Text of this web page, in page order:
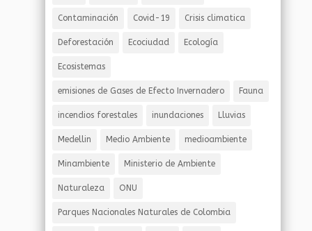
Contaminación Covid-19 Crisis climatica
Deforestación Ecociudad Ecología
Ecosistemas
emisiones de Gases de Efecto Invernadero Fauna
incendios forestales inundaciones Lluvias
Medellin Medio Ambiente medioambiente
Minambiente Ministerio de Ambiente
Naturaleza ONU
Parques Nacionales Naturales de Colombia